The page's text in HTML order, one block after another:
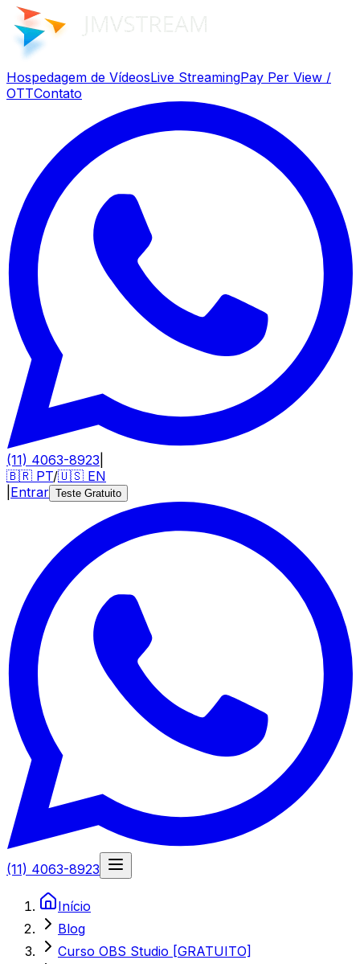
Hospedagem de VídeosLive StreamingPay Per View /
OTTContato
(11) 4063-8923
🇧🇷 PT/🇺🇸 EN
Entrar Teste Gratuito
(11) 4063-8923
Início
Blog
Curso OBS Studio [GRATUITO]